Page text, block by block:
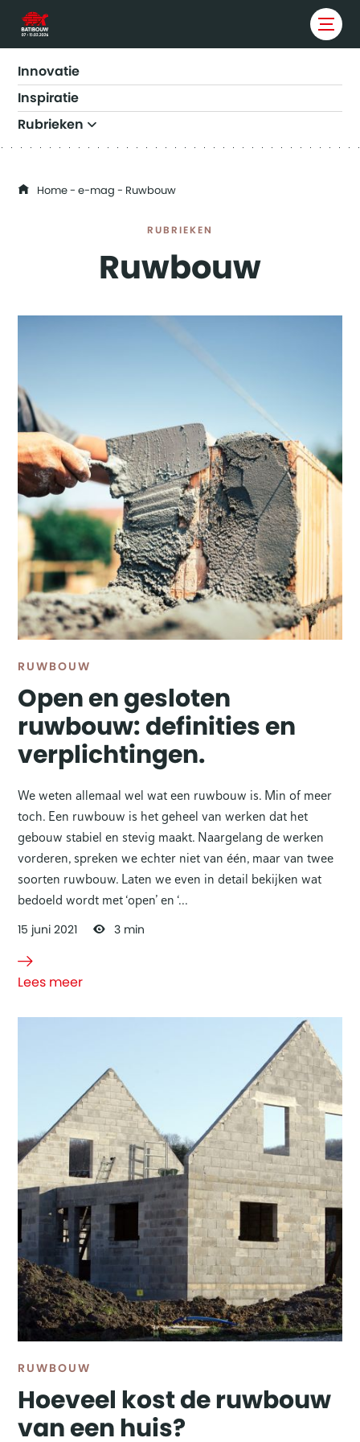
Innovatie
Inspiratie
Rubrieken
BOUWEN EN VERBOUWEN
BUITENAFWERKING
ELEKTRICITEIT, DOMOTICA EN VERLICHTING
KEUKENS
MEUBELS
PROFIELEN - GARAGEPOORTEN - VERANDA'S
RUWBOUW
SANITAIR - WATERBEHANDELING
VLOEREN INDOOR EN OUTDOOR
ZWEMBADEN - WELLNESS
You are here
Home-e-mag - Ruwbouw
RUBRIEKEN
Ruwbouw
RUWBOUW
Open en gesloten
ruwbouw: definities en
verplichtingen.
We weten allemaal wel wat een ruwbouw is. Min of meer
toch. Een ruwbouw is het geheel van werken dat het
gebouw stabiel en stevig maakt. Naargelang de werken
vorderen, spreken we echter niet van één, maar van twee
soorten ruwbouw. Laten we even in detail bekijken wat
bedoeld wordt met ‘open’ en ‘...
15 juni 2021 3 min
Lees meer
verplichtingen.
RUWBOUW
Hoeveel kost de ruwbouw
van een huis?